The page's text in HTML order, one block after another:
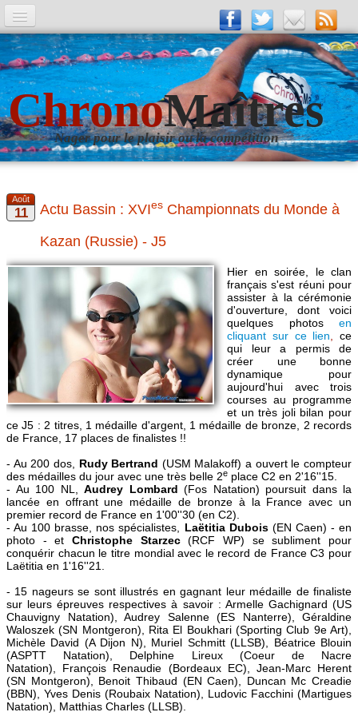
A la Une
Entrainements
La revue
Les numéros
Liens
Photos▼
Evènements
Livre d'Or
ChronoMaîtres
Nager pour le plaisir ou la compétition
Actu Bassin : XVIes Championnats du Monde à
Kazan (Russie) - J5
Hier en soirée, le clan
français s'est réuni pour
assister à la cérémonie
d'ouverture, dont voici
quelques photos en
cliquant sur ce lien
ce
qui leur a permis de
créer une bonne
dynamique pour
aujourd'hui avec trois
courses au programme
et un très joli bilan pour
ce J5 : 2 titres, 1 médaille d'argent, 1 médaille de bronze, 2 records
de France, 17 places de finalistes !!
- Au 200 dos, Rudy Bertrand (USM Malakoff) a ouvert le compteur
des médailles du jour avec une très belle 2e place C2 en 2'16''15.
- Au 100 NL, Audrey Lombard (Fos Natation) poursuit dans la
lancée en offrant une médaille de bronze à la France avec un
premier record de France en 1'00''30 (en C2).
- Au 100 brasse, nos spécialistes, Laëtitia Dubois(EN Caen) - en
photo - et Christophe Starzec(RCF WP) se subliment pour
conquérir chacun le titre mondial avec le record de France C3 pour
Laëtitia en 1'16''21.
- 15 nageurs se sont illustrés en gagnant leur médaille de finaliste
sur leurs épreuves respectives à savoir : Armelle Gachignard (US
Chauvigny Natation), Audrey Salenne (ES Nanterre), Géraldine
Waloszek (SN Montgeron), Rita El Boukhari (Sporting Club 9e Art),
Michèle David (A Dijon N), Muriel Schmitt (LLSB), Béatrice Blouin
(ASPTT Natation), Delphine Lireux (Coeur de Nacre
Natation), François Renaudie (Bordeaux EC), Jean-Marc Herent
(SN Montgeron), Benoit Thibaud (EN Caen), Duncan Mc Creadie
(BBN), Yves Denis (Roubaix Natation), Ludovic Facchini (Martigues
Natation), Matthias Charles (LLSB).